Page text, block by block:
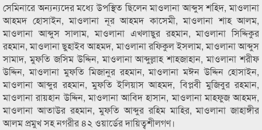
সেমিনারে অন্যন্যদের মধ্যে উপস্থিত ছিলেন মাওলানা আব্দুস শহিদ, মাওলানা
আহমদ হোসাইন, মাওলানা নূর আহমদ কাসেমী, মাওলানা শাহ আলম,
মাওলানা আব্দুস সালাম, মাওলানা এখলাছুর রহমান, মাওলানা সিদ্দিকুর
রহমান, মাওলানা ছুহাইব আহমদ, মাওলানা রফিকুল ইসলাম, মাওলানা আব্দুস
সামাদ, মুফতি জসিম উদ্দিন, মাওলানা আব্দুল্লাহ শাহজাহান, মাওলানা শরীফ
উদ্দিন, মাওলানা মুফতি মিজানুর রহমান, মাওলানা মঈন উদ্দিন হোসাইন,
মাওলানা আব্দুর রহমান, মুফতি ইলিয়াস আহমদ, বিপ্লবী মুজিবুর রহমান,
মাওলানা রায়হান উদ্দিন, মাওলানা আবিদ হাসান, মাওলানা মাহফুজ আহমদ,
মাওলানা আতাউর রহমান, মুফতি আব্দুর রহিম মাহির, মাওলানা জাহাঙ্গীর
আলম প্রমুখ সহ নগরীর ৪২ ওয়ার্ডের দায়িত্বশীলগণ।